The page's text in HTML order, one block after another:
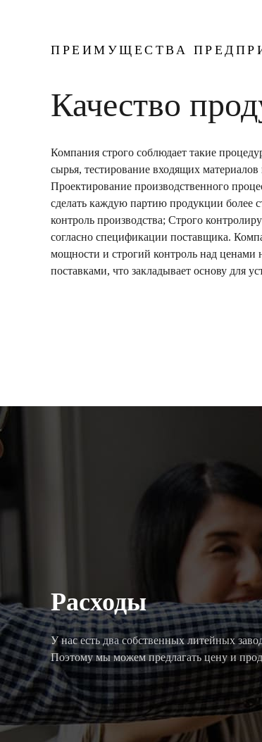
ПРЕИМУЩЕСТВА
Качество
Компания строго соблюдает такие
сырья, тестирование входящих
Проектирование производственного
сделать каждую партию продукции более
контроль производства; Строго
согласно спецификации поставщика.
мощности и строгий контроль над ценами
поставками, что закладывает основу для
и
Расходы
У нас есть два собственных литейных
Поэтому мы можем предлагать цену и